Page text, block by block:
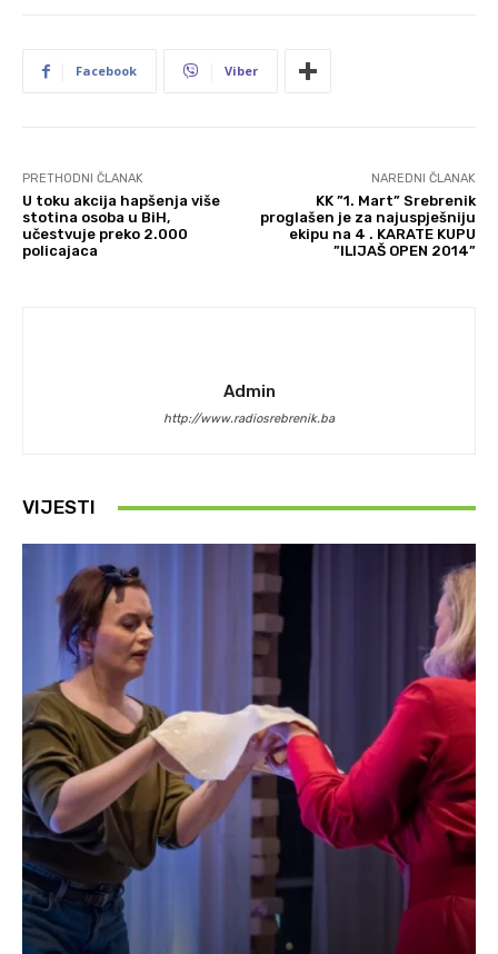
Facebook Viber
PRETHODNI ČLANAK
U toku akcija hapšenja više
stotina osoba u BiH,
učestvuje preko 2.000
policajaca
NAREDNI ČLANAK
KK ”1. Mart” Srebrenik
proglašen je za najuspješniju
ekipu na 4 . KARATE KUPU
”ILIJAŠ OPEN 2014”
Admin
http://www.radiosrebrenik.ba
VIJESTI